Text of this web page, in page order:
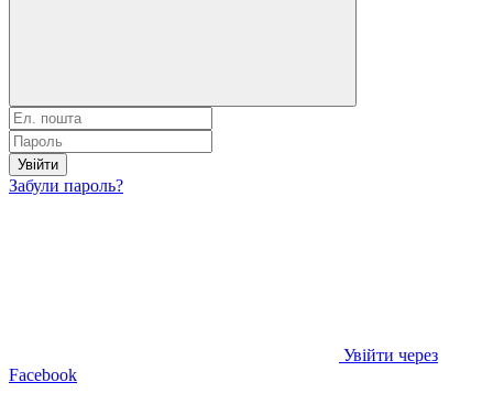
Увійти
Забули пароль?
Увійти через
Facebook